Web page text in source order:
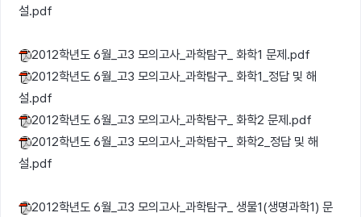
설.pdf
2012학년도 6월_고3 모의고사_과학탐구_ 화학1 문제.pdf
2012학년도 6월_고3 모의고사_과학탐구_ 화학1_정답 및 해
설.pdf
2012학년도 6월_고3 모의고사_과학탐구_ 화학2 문제.pdf
2012학년도 6월_고3 모의고사_과학탐구_ 화학2_정답 및 해
설.pdf
2012학년도 6월_고3 모의고사_과학탐구_ 생물1(생명과학1) 문